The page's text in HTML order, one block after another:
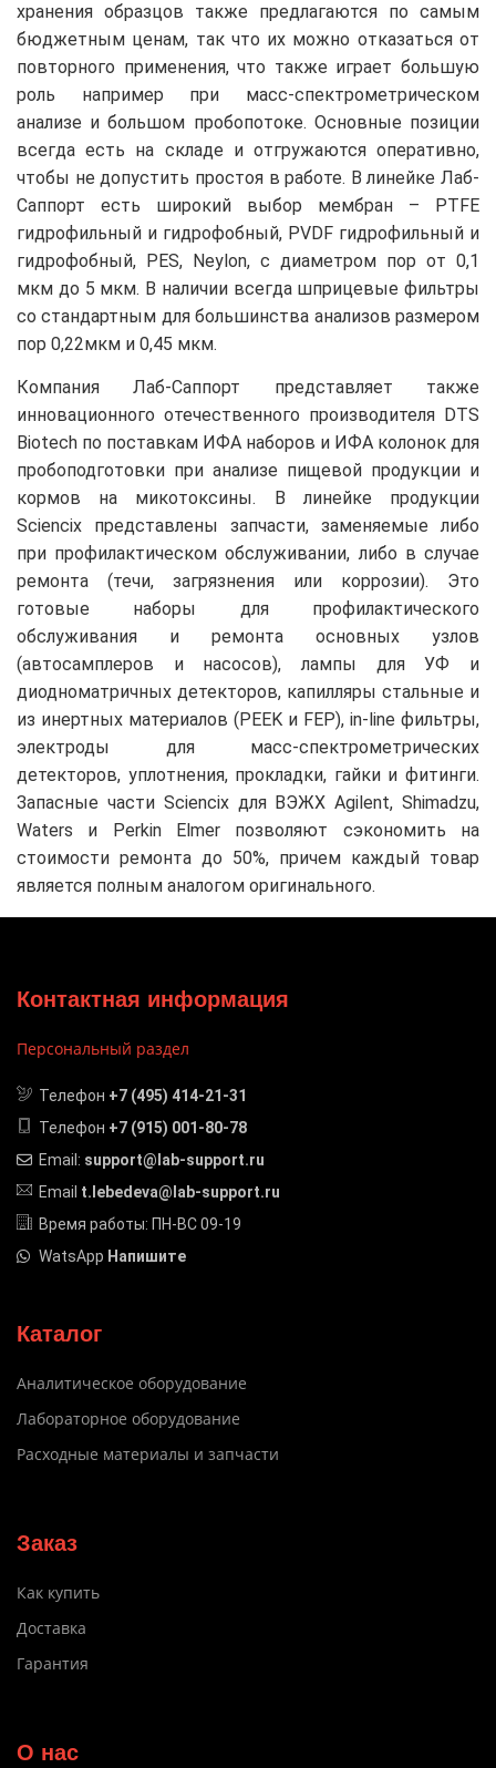
хранения образцов также предлагаются по самым
бюджетным ценам, так что их можно отказаться от
повторного применения, что также играет большую
роль например при масс-спектрометрическом
анализе и большом пробопотоке. Основные позиции
всегда есть на складе и отгружаются оперативно,
чтобы не допустить простоя в работе. В линейке Лаб-
Саппорт есть широкий выбор мембран – PTFE
гидрофильный и гидрофобный, PVDF гидрофильный и
гидрофобный, PES, Neylon, с диаметром пор от 0,1
мкм до 5 мкм. В наличии всегда шприцевые фильтры
со стандартным для большинства анализов размером
пор 0,22мкм и 0,45 мкм.
Компания Лаб-Саппорт представляет также
инновационного отечественного производителя DTS
Biotech по поставкам ИФА наборов и ИФА колонок для
пробоподготовки при анализе пищевой продукции и
кормов на микотоксины. В линейке продукции
Sciencix представлены запчасти, заменяемые либо
при профилактическом обслуживании, либо в случае
ремонта (течи, загрязнения или коррозии). Это
готовые наборы для профилактического
обслуживания и ремонта основных узлов
(автосамплеров и насосов), лампы для УФ и
диодноматричных детекторов, капилляры стальные и
из инертных материалов (PEEK и FEP), in-line фильтры,
электроды для масс-спектрометрических
детекторов, уплотнения, прокладки, гайки и фитинги.
Запасные части Sciencix для ВЭЖХ Agilent, Shimadzu,
Waters и Perkin Elmer позволяют сэкономить на
стоимости ремонта до 50%, причем каждый товар
является полным аналогом оригинального.
Контактная информация
Персональный раздел
Телефон +7 (495) 414-21-31
Телефон +7 (915) 001-80-78
Email: support@lab-support.ru
Email t.lebedeva@lab-support.ru
Время работы: ПН-ВС 09-19
WatsApp Напишите
Каталог
Аналитическое оборудование
Лабораторное оборудование
Расходные материалы и запчасти
Заказ
Как купить
Доставка
Гарантия
О нас